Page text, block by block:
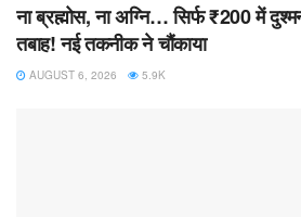
ना ब्रह्मोस, ना अग्नि… सिर्फ ₹200 में
तबाह! नई तकनीक ने चौंकाया
AUGUST 6, 2026 5.9K